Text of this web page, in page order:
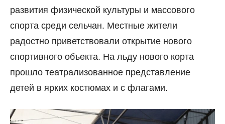
развития физической культуры и массового
спорта среди сельчан. Местные жители
радостно приветствовали открытие нового
спортивного объекта. На льду нового корта
прошло театрализованное представление
детей в ярких костюмах и с флагами.